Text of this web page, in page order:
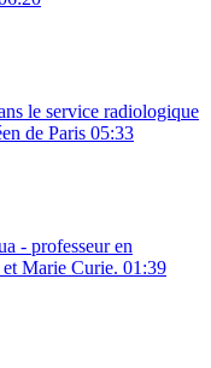
le service radiologique
de Paris 05:33
- professeur en
Marie Curie. 01:39